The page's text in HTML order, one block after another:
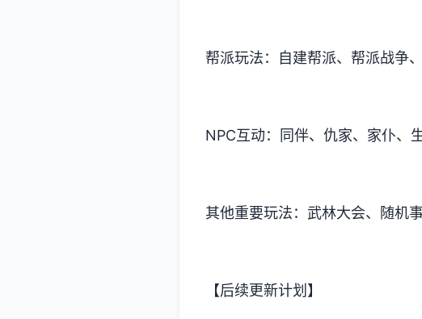
帮派玩法：自建帮派、帮派战争
NPC互动：同伴、仇家、家仆、
其他重要玩法：武林大会、随机
【后续更新计划】